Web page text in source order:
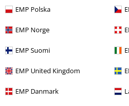
EMP Polska
EMP Norge
EMP Suomi
EMP United Kingdom
EMP Danmark